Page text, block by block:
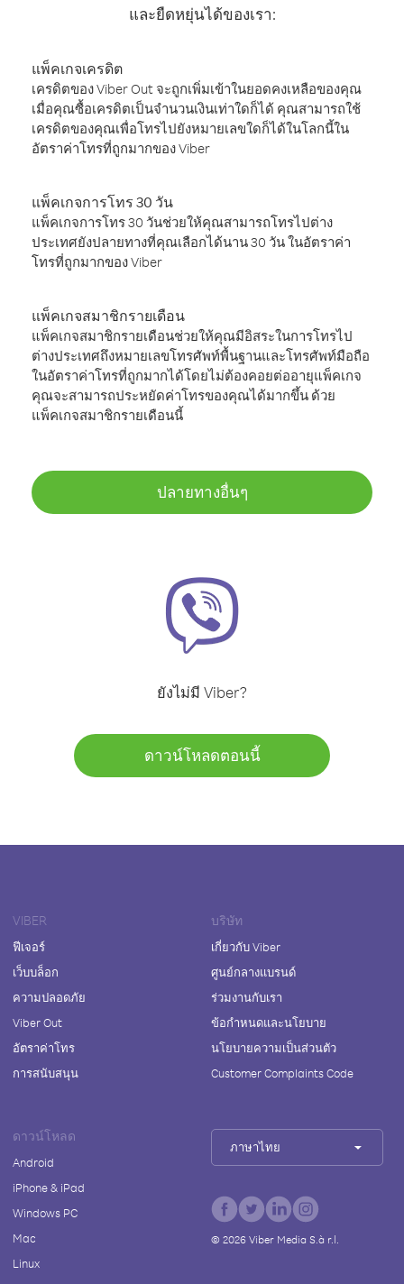
และยืดหยุ่นได้ของเรา:
แพ็คเกจเครดิต
เครดิตของ Viber Out จะถูกเพิ่มเข้าในยอดคงเหลือของคุณ
เมื่อคุณซื้อเครดิตเป็นจำนวนเงินเท่าใดก็ได้ คุณสามารถใช้
เครดิตของคุณเพื่อโทรไปยังหมายเลขใดก็ได้ในโลกนี้ใน
อัตราค่าโทรที่ถูกมากของ Viber
แพ็คเกจการโทร 30 วัน
แพ็คเกจการโทร 30 วันช่วยให้คุณสามารถโทรไปต่าง
ประเทศยังปลายทางที่คุณเลือกได้นาน 30 วัน ในอัตราค่า
โทรที่ถูกมากของ Viber
แพ็คเกจสมาชิกรายเดือน
แพ็คเกจสมาชิกรายเดือนช่วยให้คุณมีอิสระในการโทรไป
ต่างประเทศถึงหมายเลขโทรศัพท์พื้นฐานและโทรศัพท์มือถือ
ในอัตราค่าโทรที่ถูกมากได้โดยไม่ต้องคอยต่ออายุแพ็คเกจ
คุณจะสามารถประหยัดค่าโทรของคุณได้มากขึ้น ด้วย
แพ็คเกจสมาชิกรายเดือนนี้
ปลายทางอื่นๆ
ยังไม่มี Viber?
ดาวน์โหลดตอนนี้
VIBER
ฟีเจอร์
เว็บบล็อก
ความปลอดภัย
Viber Out
อัตราค่าโทร
การสนับสนุน
บริษัท
เกี่ยวกับ Viber
ศูนย์กลางแบรนด์
ร่วมงานกับเรา
ข้อกำหนดและนโยบาย
นโยบายความเป็นส่วนตัว
Customer Complaints Code
ดาวน์โหลด
Android
iPhone & iPad
Windows PC
Mac
Linux
ภาษาไทย
© 2026Viber Media S.à r.l.